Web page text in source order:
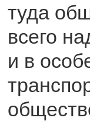
туда
всего
и в